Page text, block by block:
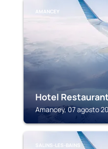
AMANCEY
Hotel
Amancey, 07 agosto
SALINS-LES-BAINS